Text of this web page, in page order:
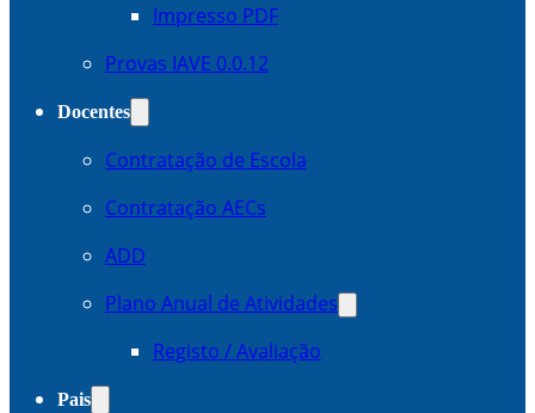
Impresso PDF
Provas IAVE 0.0.12
Docentes
Contratação de Escola
Contratação AECs
ADD
Plano Anual de Atividades
Registo / Avaliação
Pais